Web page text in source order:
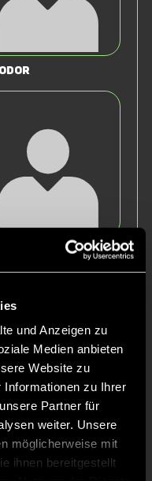
und Anzeigen zu
Medien anbieten
Website zu
Informationen zu Ihrer
Partner für
weiter. Unsere
möglicherweise mit
ihnen bereitgestellt